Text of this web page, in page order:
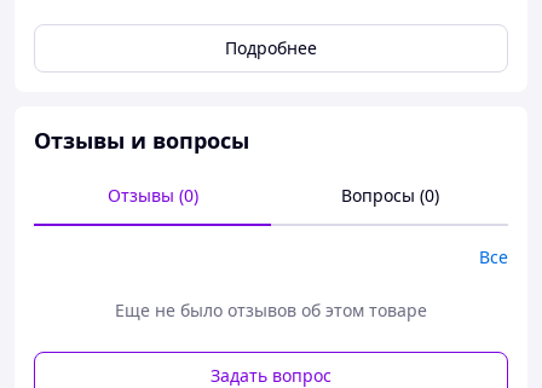
Подробнее
Отзывы и вопросы
Отзывы (0) Вопросы (0)
Все
Еще не было отзывов об этом товаре
Задать вопрос